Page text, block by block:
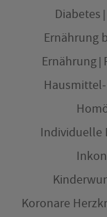
Diabetes
Ernährung
Ernährung
Individuelle
Koronare